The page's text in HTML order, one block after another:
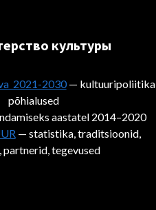
культуры
2021-2030— kultuuripoliitika
põhialused
aastatel 2014–2020
— statistika, traditsioonid,
partnerid, tegevused